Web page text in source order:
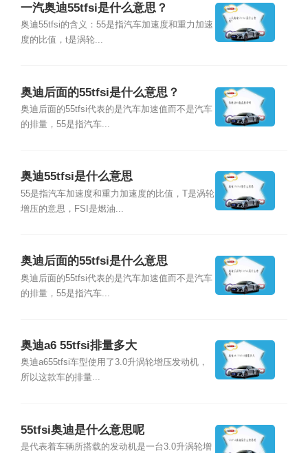
一汽奥迪55tfsi是什么意思？
奥迪55tfsi的含义：55是指汽车加速度和重力加速
度的比值，t是涡轮...
奥迪后面的55tfsi是什么意思？
奥迪后面的55tfsi代表的是汽车加速值而不是汽车
的排量，55是指汽车...
奥迪55tfsi是什么意思
55是指汽车加速度和重力加速度的比值，T是涡轮
增压的意思，FSI是燃油...
奥迪后面的55tfsi是什么意思
奥迪后面的55tfsi代表的是汽车加速值而不是汽车
的排量，55是指汽车...
奥迪a6 55tfsi排量多大
奥迪a655tfsi车型使用了3.0升涡轮增压发动机，
所以这款车的排量...
55tfsi奥迪是什么意思呢
是代表着车辆所搭载的发动机是一台3.0升涡轮增